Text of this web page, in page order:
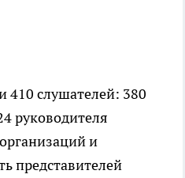
410 слушателей: 380
руководителя
и
представителей